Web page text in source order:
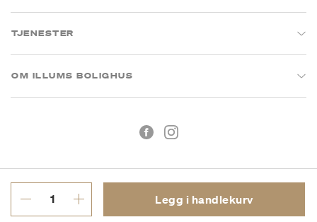
Legg i handlekurv
TJENESTER
OM ILLUMS BOLIGHUS